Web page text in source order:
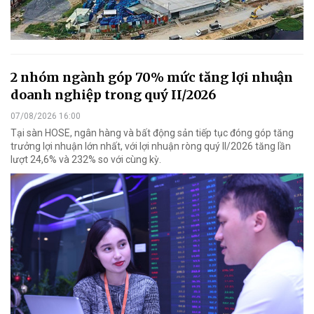
2 nhóm ngành góp 70% mức tăng lợi nhuận
doanh nghiệp trong quý II/2026
07/08/2026 16:00
Tại sàn HOSE, ngân hàng và bất động sản tiếp tục đóng góp tăng
trưởng lợi nhuận lớn nhất, với lợi nhuận ròng quý II/2026 tăng lần
lượt 24,6% và 232% so với cùng kỳ.